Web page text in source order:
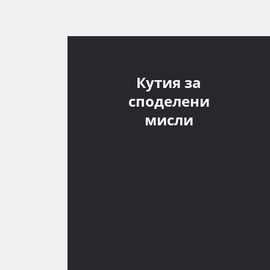
Кутия за
споделени
мисли